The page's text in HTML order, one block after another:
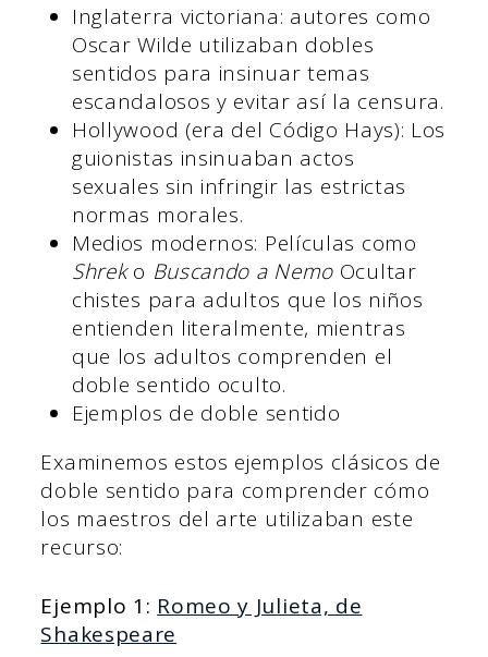
Inglaterra victoriana: autores como
Oscar Wilde utilizaban dobles
sentidos para insinuar temas
escandalosos y evitar así la censura.
Hollywood (era del Código Hays): Los
guionistas insinuaban actos
sexuales sin infringir las estrictas
normas morales.
Medios modernos: Películas como
Shreko Buscando a Nemo Ocultar
chistes para adultos que los niños
entienden literalmente, mientras
que los adultos comprenden el
doble sentido oculto.
Ejemplos de doble sentido
Examinemos estos ejemplos clásicos de
doble sentido para comprender cómo
los maestros del arte utilizaban este
recurso:
Ejemplo 1: Romeo y Julieta, de
Shakespeare